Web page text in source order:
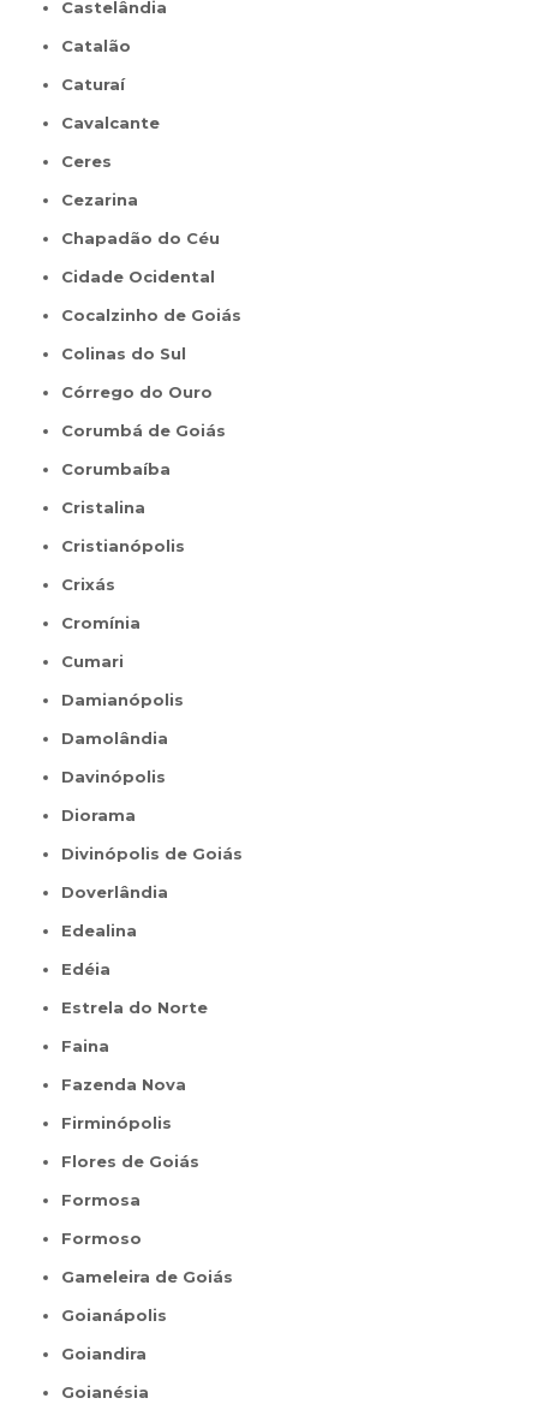
Castelândia
Catalão
Caturaí
Cavalcante
Ceres
Cezarina
Chapadão do Céu
Cidade Ocidental
Cocalzinho de Goiás
Colinas do Sul
Córrego do Ouro
Corumbá de Goiás
Corumbaíba
Cristalina
Cristianópolis
Crixás
Cromínia
Cumari
Damianópolis
Damolândia
Davinópolis
Diorama
Divinópolis de Goiás
Doverlândia
Edealina
Edéia
Estrela do Norte
Faina
Fazenda Nova
Firminópolis
Flores de Goiás
Formosa
Formoso
Gameleira de Goiás
Goianápolis
Goiandira
Goianésia